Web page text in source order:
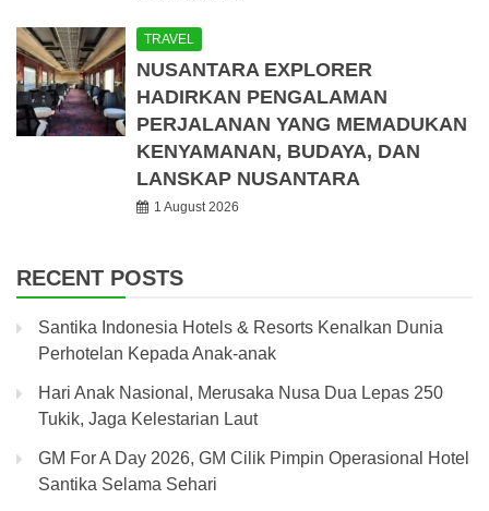
TRAVEL
NUSANTARA EXPLORER
HADIRKAN PENGALAMAN
PERJALANAN YANG MEMADUKAN
KENYAMANAN, BUDAYA, DAN
LANSKAP NUSANTARA
1 August 2026
RECENT POSTS
Santika Indonesia Hotels & Resorts Kenalkan Dunia
Perhotelan Kepada Anak-anak
Hari Anak Nasional, Merusaka Nusa Dua Lepas 250
Tukik, Jaga Kelestarian Laut
GM For A Day 2026, GM Cilik Pimpin Operasional Hotel
Santika Selama Sehari